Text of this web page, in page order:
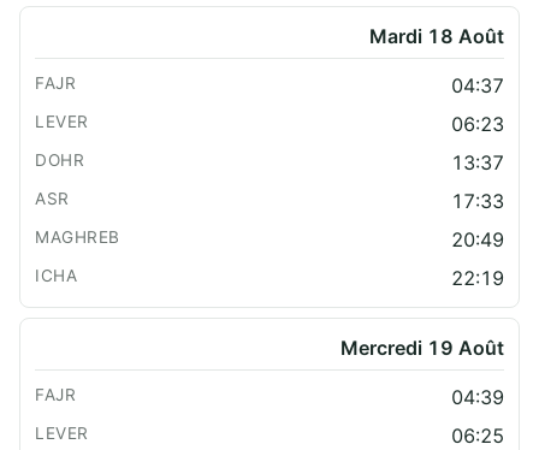
Mardi 18 Août
04:37
06:23
13:37
17:33
20:49
22:19
Mercredi 19 Août
04:39
06:25